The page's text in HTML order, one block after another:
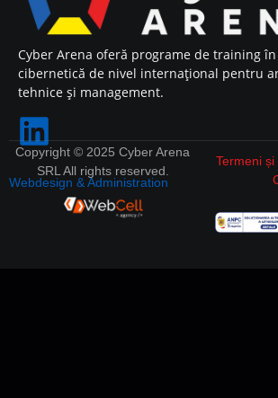
Cyber Arena oferă programe de training
cibernetică de nivel internațional pentru
tehnice și management.
Copyright © 2025 Cyber Arena
SRL All rights reserved.
Webdesign & Administration
Termeni